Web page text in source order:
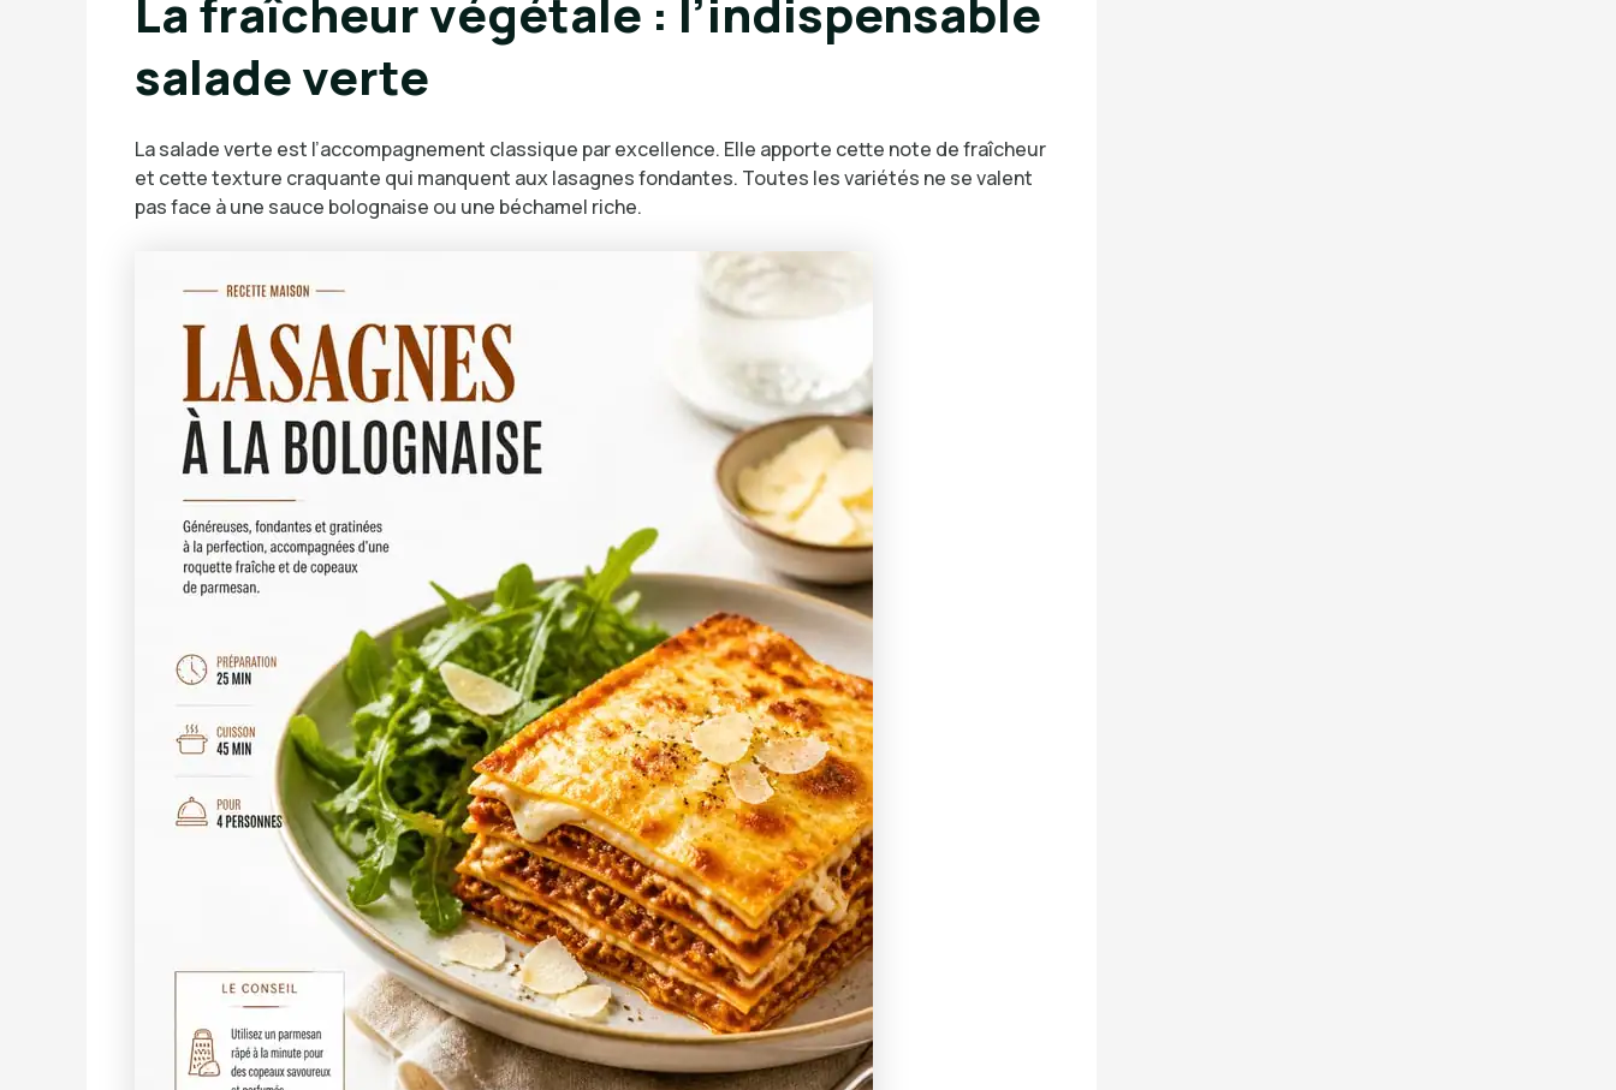
La fraîcheur végétale : l’indispensable
salade verte
La salade verte est l’accompagnement classique par excellence. Elle apporte cette note de fraîcheur
et cette texture craquante qui manquent aux lasagnes fondantes. Toutes les variétés ne se valent
pas face à une sauce bolognaise ou une béchamel riche.